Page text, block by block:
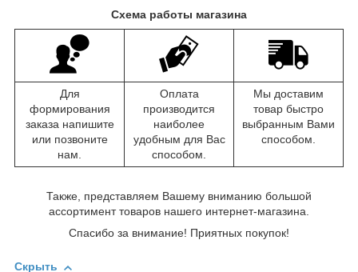
Схема работы магазина
Для
формирования
заказа напишите
или позвоните
нам.
Оплата
производится
наиболее
удобным для Вас
способом.
Мы доставим
товар быстро
выбранным Вами
способом.
Также, представляем Вашему вниманию большой
ассортимент товаров нашего интернет-магазина.
Спасибо за внимание! Приятных покупок!
Скрыть